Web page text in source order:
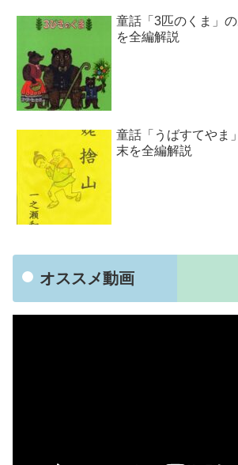
童話「3匹のくま」
を全編解説
童話「うばすてやま
末を全編解説
オススメ動画